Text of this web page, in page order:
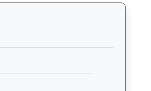
、出生地、馬齡、毛色、
— 評分走勢圖表：追蹤香港賽